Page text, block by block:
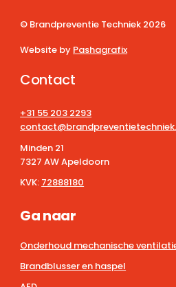
© Brandpreventie Techniek 2026
Website by Pashagrafix
Contact
+31 55 203 2293
Minden 21
7327 AW Apeldoorn
KVK: 72888180
Ga naar
Onderhoud mechanische
Brandblusser en haspel